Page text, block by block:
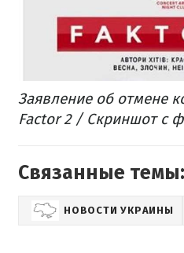
Заявление об отмене
Factor 2 / Скриншот с
Связанные темы:
НОВОСТИ УКРАИНЫ